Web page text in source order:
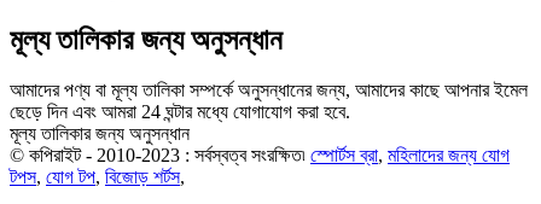
মূল্য তালিকার জন্য অনুসন্ধান
আমাদের পণ্য বা মূল্য তালিকা সম্পর্কে অনুসন্ধানের জন্য, আমাদের কাছে আপনার ইমেল
ছেড়ে দিন এবং আমরা 24 ঘন্টার মধ্যে যোগাযোগ করা হবে.
মূল্য তালিকার জন্য অনুসন্ধান
© কপিরাইট - 2010-2023 : সর্বস্বত্ব সংরক্ষিত৷ স্পোর্টস ব্রা, মহিলাদের জন্য যোগ
টপস, যোগ টপ, বিজোড় শর্টস,